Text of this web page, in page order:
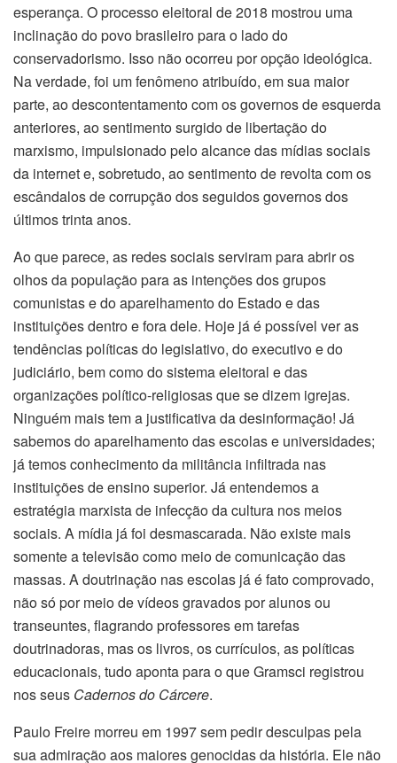
esperança. O processo eleitoral de 2018 mostrou uma
inclinação do povo brasileiro para o lado do
conservadorismo. Isso não ocorreu por opção ideológica.
Na verdade, foi um fenômeno atribuído, em sua maior
parte, ao descontentamento com os governos de esquerda
anteriores, ao sentimento surgido de libertação do
marxismo, impulsionado pelo alcance das mídias sociais
da internet e, sobretudo, ao sentimento de revolta com os
escândalos de corrupção dos seguidos governos dos
últimos trinta anos.
Ao que parece, as redes sociais serviram para abrir os
olhos da população para as intenções dos grupos
comunistas e do aparelhamento do Estado e das
instituições dentro e fora dele. Hoje já é possível ver as
tendências políticas do legislativo, do executivo e do
judiciário, bem como do sistema eleitoral e das
organizações político-religiosas que se dizem igrejas.
Ninguém mais tem a justificativa da desinformação! Já
sabemos do aparelhamento das escolas e universidades;
já temos conhecimento da militância infiltrada nas
instituições de ensino superior. Já entendemos a
estratégia marxista de infecção da cultura nos meios
sociais. A mídia já foi desmascarada. Não existe mais
somente a televisão como meio de comunicação das
massas. A doutrinação nas escolas já é fato comprovado,
não só por meio de vídeos gravados por alunos ou
transeuntes, flagrando professores em tarefas
doutrinadoras, mas os livros, os currículos, as políticas
educacionais, tudo aponta para o que Gramsci registrou
nos seus Cadernos do Cárcere.
Paulo Freire morreu em 1997 sem pedir desculpas pela
sua admiração aos maiores genocidas da história. Ele não